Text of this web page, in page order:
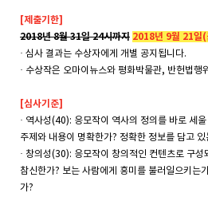
[제출기한]
2018년 8월 31일 24시까지 2018년 9월 21일(
· 심사 결과는 수상자에게 개별 공지됩니다.
· 수상작은 오마이뉴스와 평화박물관, 반헌법행
[심사기준]
· 역사성(40): 응모작이 역사의 정의를 바로 세
주제와 내용이 명확한가? 정확한 정보를 담고 있
· 창의성(30): 응모작이 창의적인 컨텐츠로 구성
참신한가? 보는 사람에게 흥미를 불러일으키는
가?